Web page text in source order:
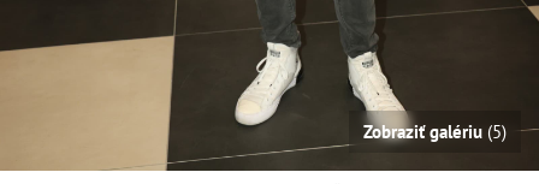
Zobraziť galériu (5)